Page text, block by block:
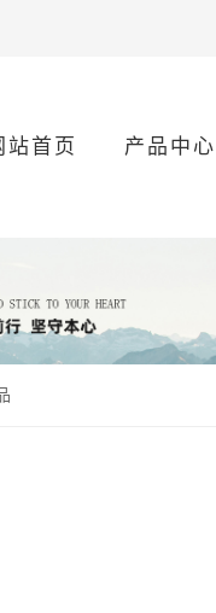
站首页 产品中心